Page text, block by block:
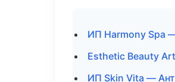
ИП Harmony Spa
Esthetic Beauty
ИП Skin Vita —